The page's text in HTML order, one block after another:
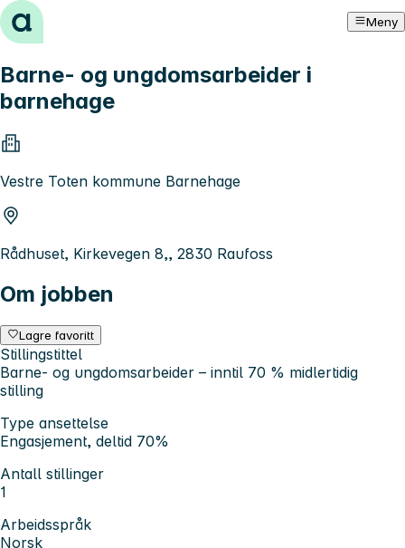
Hopp til innhold Meny
Barne- og ungdomsarbeider i
barnehage
Vestre Toten kommune Barnehage
Rådhuset, Kirkevegen 8,, 2830 Raufoss
Om jobben
Lagre favoritt
Stillingstittel
Barne- og ungdomsarbeider – inntil 70 % midlertidig
stilling
Type ansettelse
Engasjement, deltid 70%
Antall stillinger
1
Arbeidsspråk
Norsk